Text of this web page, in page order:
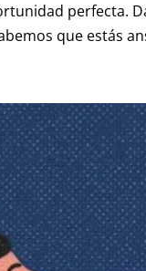
perfecta.
que estás